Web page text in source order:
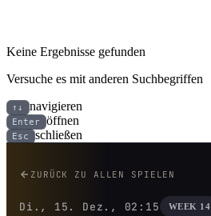
Keine Ergebnisse gefunden
Versuche es mit anderen Suchbegriffen
↑↓ navigieren
Enter öffnen
Esc schließen
ZURÜCK ZU ALLEN SPIELEN
Di., 15. Dez., 02:15 WEEK 14